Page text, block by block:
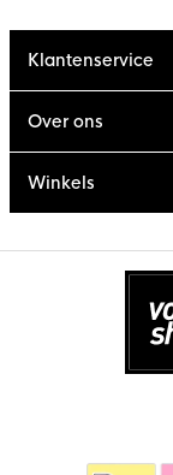
Klantenservice
Over ons
Winkels